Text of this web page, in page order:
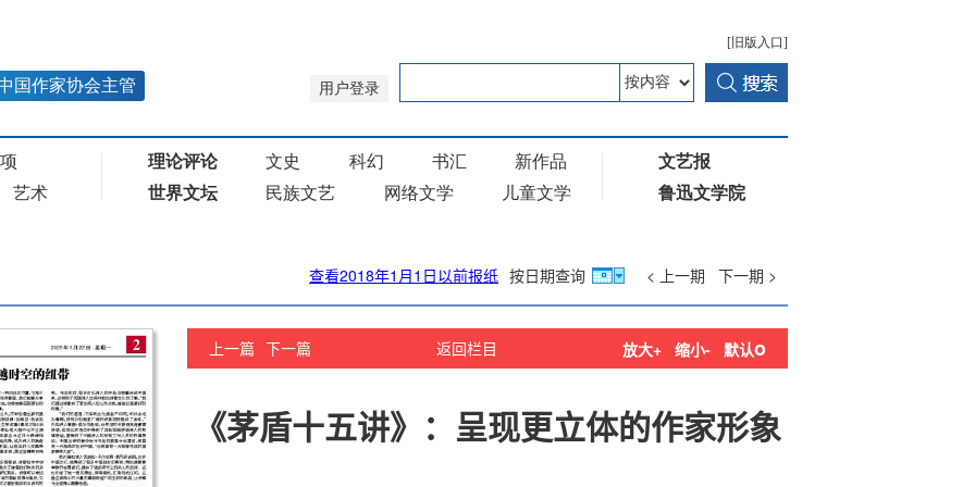
查看2018年1月1日以前报纸 按日期查询 < 上一期 下一期 >
返回栏目
上一篇 下一篇 放大+ 缩小- 默认o
《茅盾十五讲》：呈现更立体的作家形象